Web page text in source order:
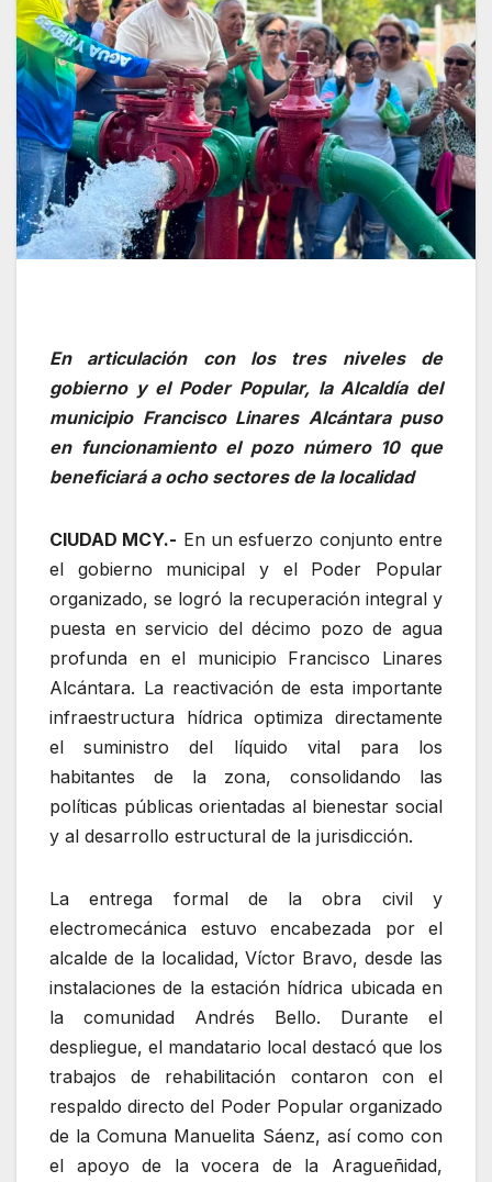
En articulación con los tres niveles de
gobierno y el Poder Popular, la Alcaldía del
municipio Francisco Linares Alcántara puso
en funcionamiento el pozo número 10 que
beneficiará a ocho sectores de la localidad
CIUDAD MCY.- En un esfuerzo conjunto entre
el gobierno municipal y el Poder Popular
organizado, se logró la recuperación integral y
puesta en servicio del décimo pozo de agua
profunda en el municipio Francisco Linares
Alcántara. La reactivación de esta importante
infraestructura hídrica optimiza directamente
el suministro del líquido vital para los
habitantes de la zona, consolidando las
políticas públicas orientadas al bienestar social
y al desarrollo estructural de la jurisdicción.
La entrega formal de la obra civil y
electromecánica estuvo encabezada por el
alcalde de la localidad, Víctor Bravo, desde las
instalaciones de la estación hídrica ubicada en
la comunidad Andrés Bello. Durante el
despliegue, el mandatario local destacó que los
trabajos de rehabilitación contaron con el
respaldo directo del Poder Popular organizado
de la Comuna Manuelita Sáenz, así como con
el apoyo de la vocera de la Aragueñidad,